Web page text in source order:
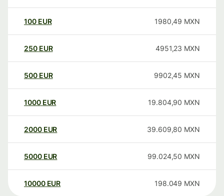
100 EUR 1980,49 MXN
250 EUR 4951,23 MXN
500 EUR 9902,45 MXN
1000 EUR 19.804,90 MXN
2000 EUR 39.609,80 MXN
5000 EUR 99.024,50 MXN
10000 EUR 198.049 MXN